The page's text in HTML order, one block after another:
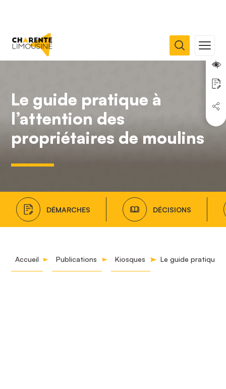
Le guide pratique à
l’attention des
propriétaires de moulins
DÉMARCHES DÉCISIONS
Accueil Publications Kiosques Le guide pratique